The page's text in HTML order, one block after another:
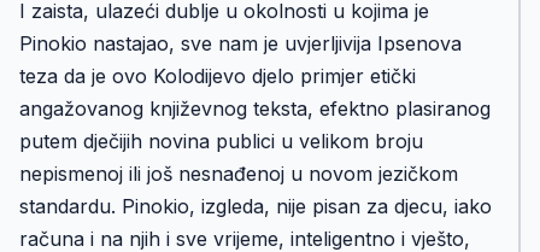
I zaista, ulazeći dublje u okolnosti u kojima je
Pinokio nastajao, sve nam je uvjerljivija Ipsenova
teza da je ovo Kolodijevo djelo primjer etički
angažovanog književnog teksta, efektno plasiranog
putem dječijih novina publici u velikom broju
nepismenoj ili još nesnađenoj u novom jezičkom
standardu. Pinokio, izgleda, nije pisan za djecu, iako
računa i na njih i sve vrijeme, inteligentno i vješto,